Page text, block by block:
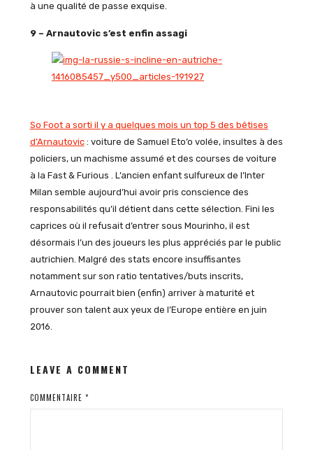
à une qualité de passe exquise.
9 – Arnautovic s’est enfin assagi
So Foot a sorti il y a quelques mois un top 5 des bêtises
d’Arnautovic: voiture de Samuel Eto’o volée, insultes à des
policiers, un machisme assumé et des courses de voiture
à la Fast & Furious . L’ancien enfant sulfureux de l’Inter
Milan semble aujourd’hui avoir pris conscience des
responsabilités qu’il détient dans cette sélection. Fini les
caprices où il refusait d’entrer sous Mourinho, il est
désormais l’un des joueurs les plus appréciés par le public
autrichien. Malgré des stats encore insuffisantes
notamment sur son ratio tentatives/buts inscrits,
Arnautovic pourrait bien (enfin) arriver à maturité et
prouver son talent aux yeux de l’Europe entière en juin
2016.
LEAVE A COMMENT
COMMENTAIRE *